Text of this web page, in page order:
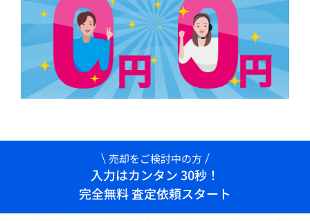
売却をご検討中の方
入力はカンタン 30秒！
完全無料 査定依頼スタート